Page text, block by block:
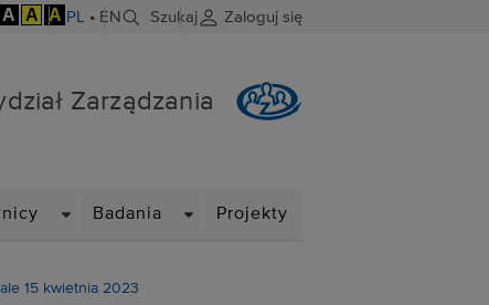
A A A PL • EN Szukaj Zaloguj się
Zarządzania
Badania Projekty
15 kwietnia 2023